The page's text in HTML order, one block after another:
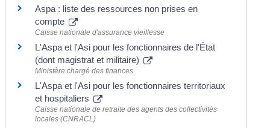
Aspa : liste des ressources non prises en
compte
Caisse nationale d'assurance vieillesse
L'Aspa et l'Asi pour les fonctionnaires de l'État
(dont magistrat et militaire)
Ministère chargé des finances
L'Aspa et l'Asi pour les fonctionnaires territoriaux
et hospitaliers
Caisse nationale de retraite des agents des collectivités
locales (CNRACL)